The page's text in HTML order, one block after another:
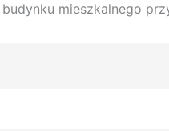
mieszkalnego